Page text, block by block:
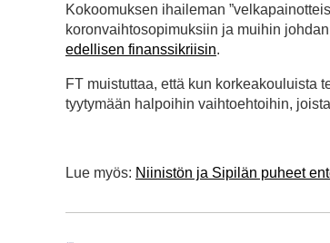
Kokoomuksen ihaileman
koronvaihtosopimuksiin ja muihin
edellisen finanssikriisin.
FT muistuttaa, että kun korkeakouluista
tyytymään halpoihin vaihtoehtoihin,
Lue myös: Niinistön ja Sipilän puheet